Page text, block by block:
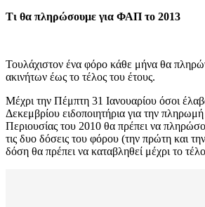
Τι θα πληρώσουμε για ΦΑΠ το 2013
Τουλάχιστον ένα φόρο κάθε μήνα θα
ακινήτων έως το τέλος του έτους.
Μέχρι την Πέμπτη 31 Ιανουαρίου όσοι
Δεκεμβρίου ειδοποιητήρια για την
Περιουσίας του 2010 θα πρέπει να
τις δυο δόσεις του φόρου (την πρώτη και
δόση θα πρέπει να καταβληθεί μέχρι το